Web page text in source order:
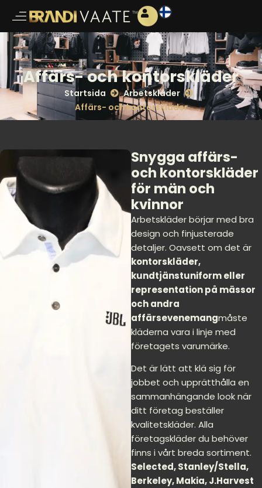
Affärs- och kontorskläder
Startsida
Arbetskläder
Affärs- och kontorskläder
Snygga affärs-
och kontorskläder
för män och
kvinnor
Arbetskläder börjar med bra
design och finjusterade
detaljer. Oavsett om det är
kontorskläder,
kundtjänstuniform eller
representation på mässor
och andra
affärsevenemangmåste
kläderna vara i linje med
företagets varumärke.
Det är lätt att klä sig för
jobbet och upprätthålla en
sammanhängande look när
ditt företag beställer
kvalitetskläder. Alla
företagskläder du behöver
finns i vårt breda sortiment.
Selected, Stanley/Stella,
Berkeley, Makia, J.Harvest